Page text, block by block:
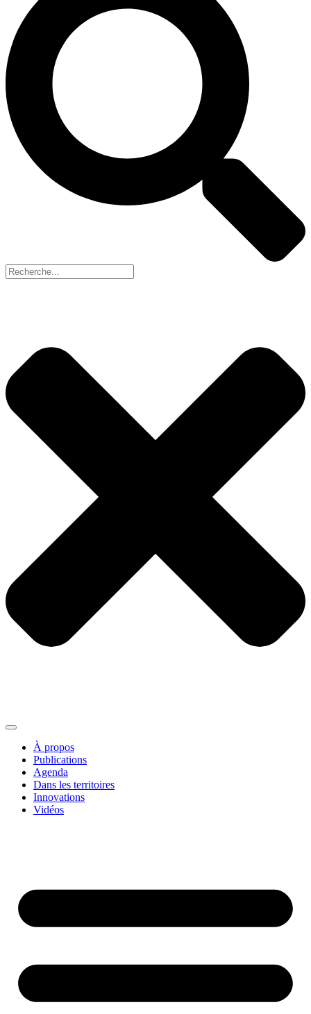
À propos
Publications
Agenda
Dans les territoires
Innovations
Vidéos